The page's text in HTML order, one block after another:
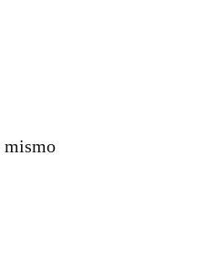
mismo